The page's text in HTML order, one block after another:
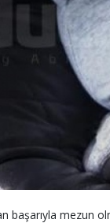
başarıyla mezun